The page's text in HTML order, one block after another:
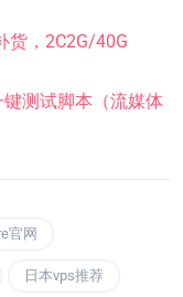
货，2C2G/40G
测试脚本（流媒体
官网
日本vps推荐